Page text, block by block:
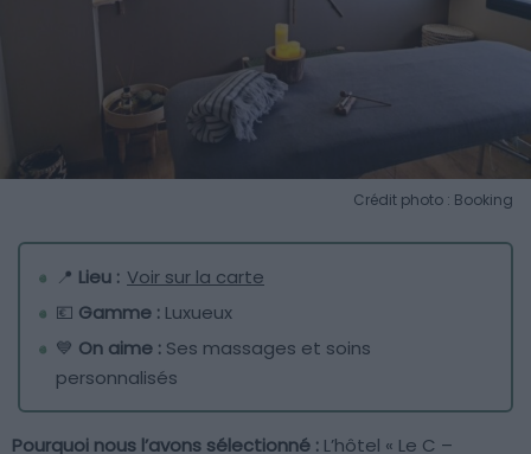
Crédit photo : Booking
📍 Lieu : Voir sur la carte
💶 Gamme : Luxueux
💙 On aime : Ses massages et soins
personnalisés
Pourquoi nous l’avons sélectionné : L’hôtel « Le C –